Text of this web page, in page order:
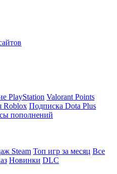
PlayStation Valorant Points
Roblox Подписка Dota Plus
пополнений
Steam Топ игр за месяц Все
Новинки DLC